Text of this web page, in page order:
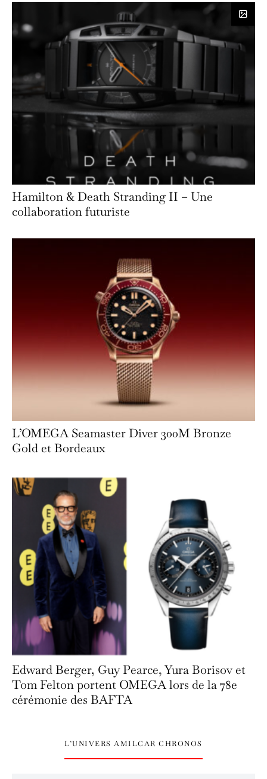
Hamilton & Death Stranding II – Une
collaboration futuriste
L’OMEGA Seamaster Diver 300M Bronze
Gold et Bordeaux
Edward Berger, Guy Pearce, Yura Borisov et
Tom Felton portent OMEGA lors de la 78e
cérémonie des BAFTA
L’UNIVERS AMILCAR CHRONOS